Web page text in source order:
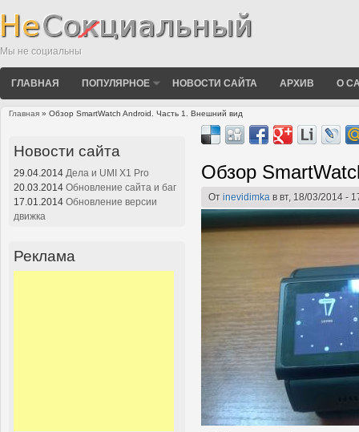
Мы не социальны
ГЛАВНАЯ ПОПУЛЯРНОЕ НОВОСТИ САЙТА АРХИВ О
Главная » Обзор SmartWatch Android. Часть 1. Внешний вид
Обзор
От inevidimka в вт, 18/03/2014 -
Новости сайта
29.04.2014 Дела и UMI X1 Pro
20.03.2014 Обновление сайта и баг
17.01.2014 Обновление версии
движка
Реклама